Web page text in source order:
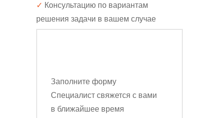
✓ Консультацию по вариантам
решения задачи в вашем случае
Заполните форму
Специалист свяжется с вами
в ближайшее время